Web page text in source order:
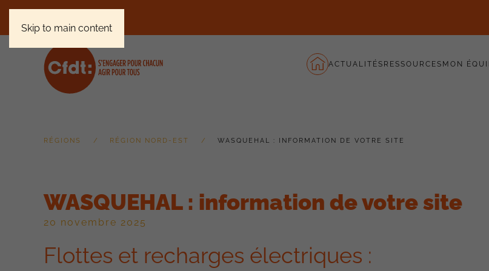
Skip to main content
ACTUALITÉS RESSOURCES MON
RÉGIONS RÉGION NORD-EST WASQUEHAL : INFORMATION DE VOTRE SITE
WASQUEHAL : information de votre site
20 novembre 2025
Flottes et recharges électriques :